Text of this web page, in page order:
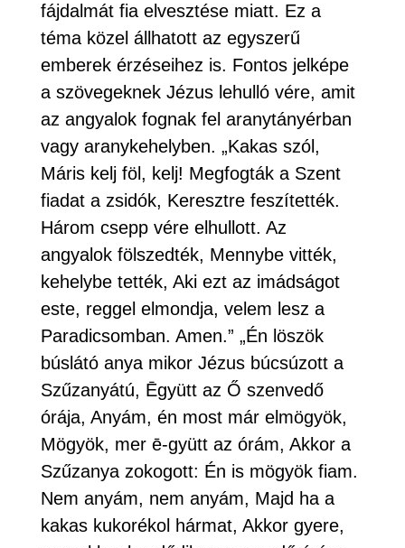
fájdalmát fia elvesztése miatt. Ez a
téma közel állhatott az egyszerű
emberek érzéseihez is. Fontos jelképe
a szövegeknek Jézus lehulló vére, amit
az angyalok fognak fel aranytányérban
vagy aranykehelyben. „Kakas szól,
Máris kelj föl, kelj! Megfogták a Szent
fiadat a zsidók, Keresztre feszítették.
Három csepp vére elhullott. Az
angyalok fölszedték, Mennybe vitték,
kehelybe tették, Aki ezt az imádságot
este, reggel elmondja, velem lesz a
Paradicsomban. Amen.” „Én löszök
búslátó anya mikor Jézus búcsúzott a
Szűzanyátú, Ēgyütt az Ő szenvedő
órája, Anyám, én most már elmögyök,
Mögyök, mer ē-gyütt az órám, Akkor a
Szűzanya zokogott: Én is mögyök fiam.
Nem anyám, nem anyám, Majd ha a
kakas kukorékol hármat, Akkor gyere,